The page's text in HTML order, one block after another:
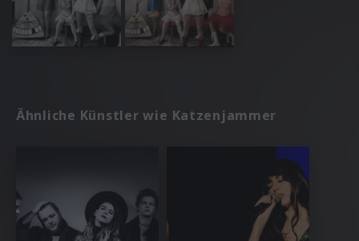
Ähnliche Künstler wie Katzenjammer